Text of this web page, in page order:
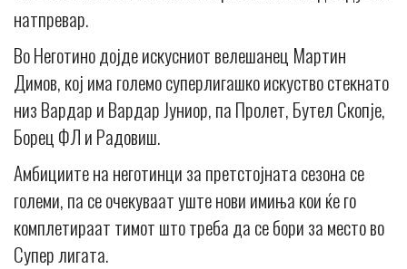
натпревар.
Во Неготино дојде искусниот велешанец Мартин
Димов, кој има големо суперлигашко искуство стекнато
низ Вардар и Вардар Јуниор, па Пролет, Бутел Скопје,
Борец ФЛ и Радовиш.
Амбициите на неготинци за претстојната сезона се
големи, па се очекуваат уште нови имиња кои ќе го
комплетираат тимот што треба да се бори за место во
Супер лигата.